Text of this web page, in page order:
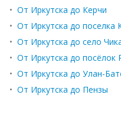
• От Иркутска до Керчи
• От Иркутска до поселка
• От Иркутска до село
• От Иркутска до посёлок
• От Иркутска до Улан-
• От Иркутска до Пензы